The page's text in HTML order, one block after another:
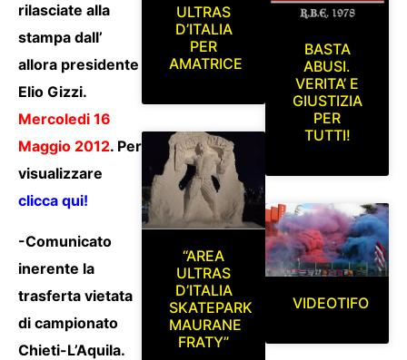
rilasciate alla
stampa dall’
allora presidente
Elio Gizzi.
Mercoledi 16
Maggio 2012. Per
visualizzare
clicca qui!
-Comunicato
inerente la
trasferta vietata
di campionato
Chieti-L’Aquila.
ULTRAS
D’ITALIA
PER
AMATRICE
“AREA
ULTRAS
D’ITALIA
SKATEPARK
MAURANE
FRATY”
BASTA
ABUSI.
VERITA’ E
GIUSTIZIA
PER
TUTTI!
VIDEOTIFO